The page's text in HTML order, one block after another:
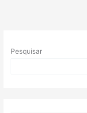
Pesquisar